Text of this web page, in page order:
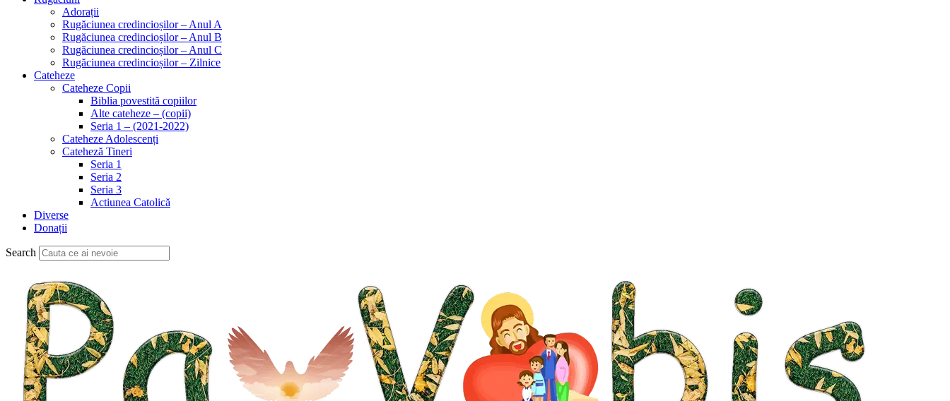
Adorații
Rugăciunea credincioșilor – Anul A
Rugăciunea credincioșilor – Anul B
Rugăciunea credincioșilor – Anul C
Rugăciunea credincioșilor – Zilnice
Cateheze
Cateheze Copii
Biblia povestită copiilor
Alte cateheze – (copii)
Seria 1 – (2021-2022)
Cateheze Adolescenți
Cateheză Tineri
Seria 1
Seria 2
Seria 3
Actiunea Catolică
Diverse
Donații
Search